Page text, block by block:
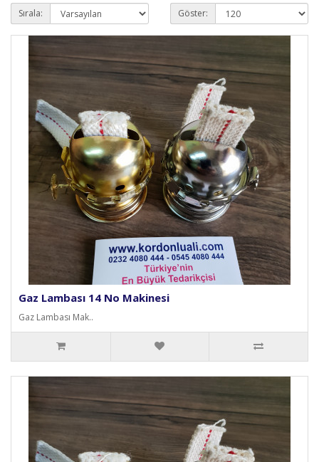
Sırala: Göster:
Gaz Lambası 14 No Makinesi
Gaz Lambası Mak..